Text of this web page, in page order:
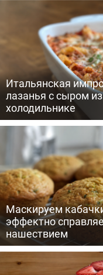
Итальянская
лазанья с сыром
холодильнике
Маскируем
эффектно
нашествием